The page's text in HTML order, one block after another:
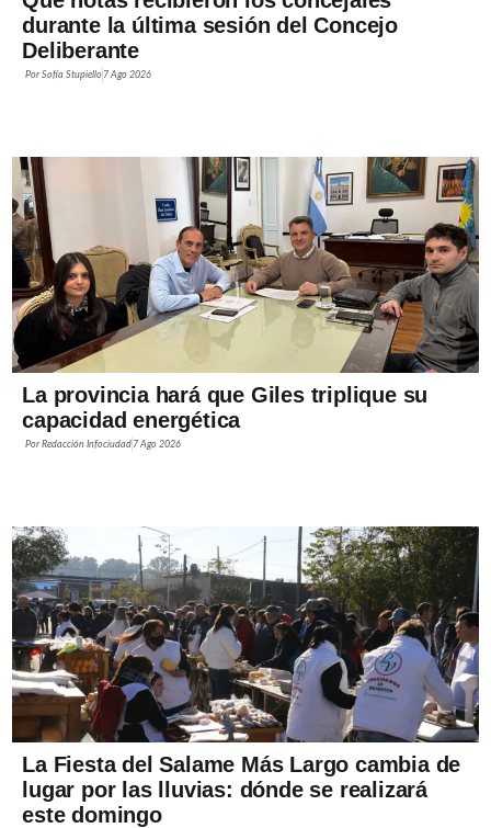
durante la última sesión del Concejo
Deliberante
PorSofía Stupiello 7 Ago 2026
La provincia hará que Giles triplique su
capacidad energética
PorRedacción Infociudad 7 Ago 2026
La Fiesta del Salame Más Largo cambia de
lugar por las lluvias: dónde se realizará
este domingo